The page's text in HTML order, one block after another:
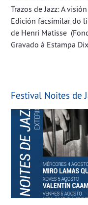
Trazos de Jazz: A
Edición facsimilar do
de Henri Matisse
Gravado á Estampa
Festival Noites de